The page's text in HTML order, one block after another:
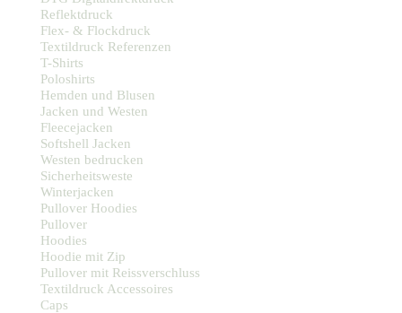
Reflektdruck
Flex- & Flockdruck
Textildruck Referenzen
T-Shirts
Poloshirts
Hemden und Blusen
Jacken und Westen
Fleecejacken
Softshell Jacken
Westen bedrucken
Sicherheitsweste
Winterjacken
Pullover Hoodies
Pullover
Hoodies
Hoodie mit Zip
Pullover mit Reissverschluss
Textildruck Accessoires
Caps